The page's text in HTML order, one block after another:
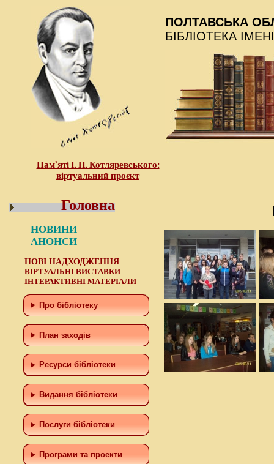
Пам’яті І. П. Котляревського:
віртуальний проєкт
ПОЛТАВСЬКА
БІБЛІОТЕКА
Головна
НОВИНИ
АНОНСИ
НОВІ НАДХОДЖЕННЯ
ВІРТУАЛЬНІ ВИСТАВКИ
ІНТЕРАКТИВНІ МАТЕРІАЛИ
Про бібліотеку
План заходів
Ресурси бібліотеки
Видання бібліотеки
Послуги бібліотеки
Програми та проекти